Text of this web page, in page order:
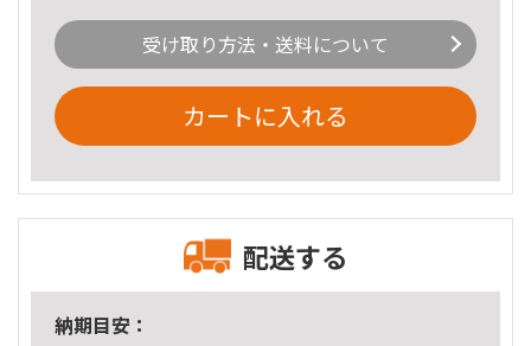
受け取り方法・送料について
カートに入れる
配送する
納期目安：